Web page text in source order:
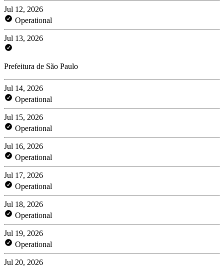
Jul 12, 2026
Operational
Jul 13, 2026
Prefeitura de São Paulo
Jul 14, 2026
Operational
Jul 15, 2026
Operational
Jul 16, 2026
Operational
Jul 17, 2026
Operational
Jul 18, 2026
Operational
Jul 19, 2026
Operational
Jul 20, 2026